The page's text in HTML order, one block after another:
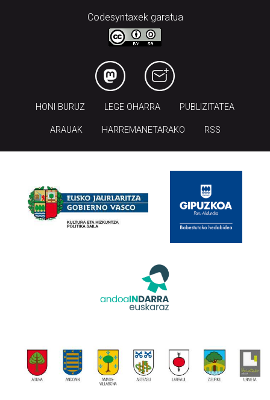
Codesyntaxek garatua
HONI BURUZ LEGE OHARRA PUBLIZITATEA
ARAUAK HARREMANETARAKO RSS